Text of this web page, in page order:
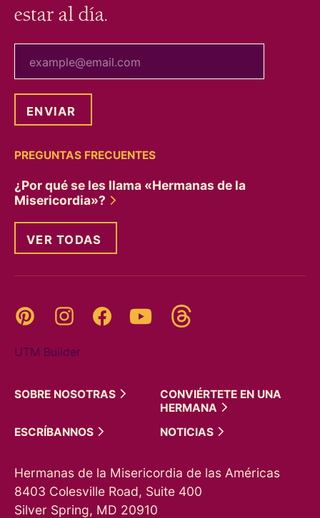
estar al día.
PREGUNTAS FRECUENTES
¿Por qué se les llama «Hermanas de la
Misericordia»?
VER TODAS
Pinterest InstagramFacebookYouTube
UTM Builder
SOBRE NOSOTRAS
CONVIÉRTETE EN UNA
HERMANA
ESCRÍBANNOS
NOTICIAS
Hermanas de la Misericordia de las Américas
8403 Colesville Road, Suite 400
Silver Spring, MD 20910